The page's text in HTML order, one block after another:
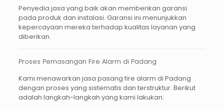
Penyedia jasa yang baik akan memberikan garansi
pada produk dan instalasi. Garansi ini menunjukkan
kepercayaan mereka terhadap kualitas layanan yang
diberikan.
Proses Pemasangan Fire Alarm di Padang
Kami menawarkan jasa pasang fire alarm di Padang
dengan proses yang sistematis dan terstruktur. Berikut
adalah langkah-langkah yang kami lakukan: